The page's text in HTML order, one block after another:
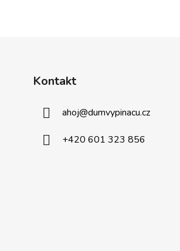
Kontakt
ahoj@dumvypinacu.cz
+420 601 323 856